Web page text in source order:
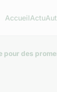
AccueilActu
pour des